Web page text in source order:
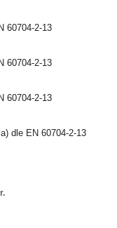
60704-2-13
60704-2-13
60704-2-13
dle EN 60704-2-13